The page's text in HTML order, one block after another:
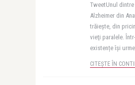
TweetUnul
Alzheimer din
trăieşte, din
vieţi paralele.
existențe îşi
CITEȘTE ÎN